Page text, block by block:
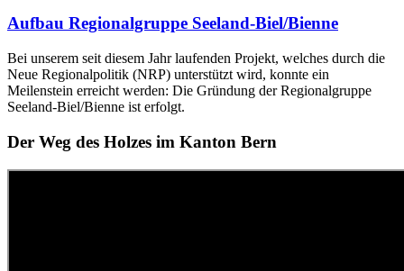
Aufbau Regionalgruppe Seeland-Biel/Bienne
Bei unserem seit diesem Jahr laufenden Projekt, welches durch die
Neue Regionalpolitik (NRP) unterstützt wird, konnte ein
Meilenstein erreicht werden: Die Gründung der Regionalgruppe
Seeland-Biel/Bienne ist erfolgt.
Der Weg des Holzes im Kanton Bern